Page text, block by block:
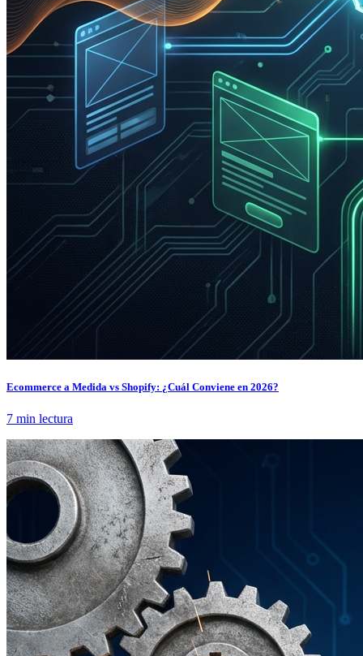
Ecommerce a Medida vs Shopify: ¿Cuál Conviene en 2026?
7 min lectura